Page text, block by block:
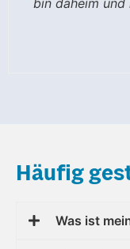
bleiben möchte
bin daheim und
der frischen
Häufig
Was ist